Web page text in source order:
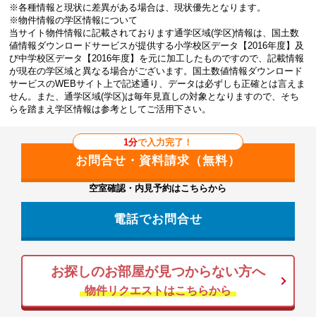
※各種情報と現状に差異がある場合は、現状優先となります。
※物件情報の学区情報について
当サイト物件情報に記載されております通学区域(学区)情報は、国土数
値情報ダウンロードサービスが提供する小学校区データ【2016年度】及
び中学校区データ【2016年度】を元に加工したものですので、記載情報
が現在の学区域と異なる場合がございます。国土数値情報ダウンロード
サービスのWEBサイト上で記述通り、データは必ずしも正確とは言えま
せん。また、通学区域(学区)は毎年見直しの対象となりますので、そち
らを踏まえ学区情報は参考としてご活用下さい。
1分で入力完了！
空室確認・内見予約はこちらから
電話でお問合せ
お探しのお部屋が見つからない方へ
物件リクエストはこちらから